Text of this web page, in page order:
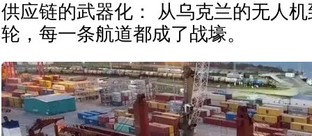
供应链的武器化： 从乌克兰的无人
轮，每一条航道都成了战壕。